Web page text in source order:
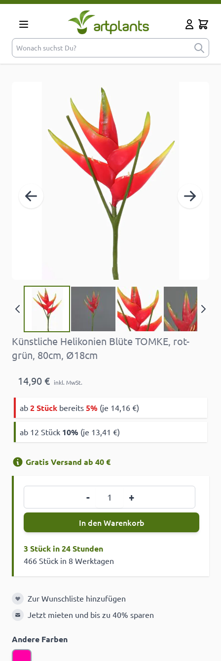
Zum Inhalt springen
Cart
Künstliche Helikonien Blüte TOMKE, rot-
grün, 80cm, Ø18cm
14,90 € inkl. MwSt.
ab 2 Stück bereits 5% (je 14,16 €)
ab 12 Stück 10% (je 13,41 €)
Gratis Versand ab 40 €
- +
In den Warenkorb
3 Stück in 24 Stunden
466 Stück in 8 Werktagen
Zur Wunschliste hinzufügen
Zur Wunschliste hinzufügen
Jetzt mieten und bis zu 40% sparen
Andere Farben